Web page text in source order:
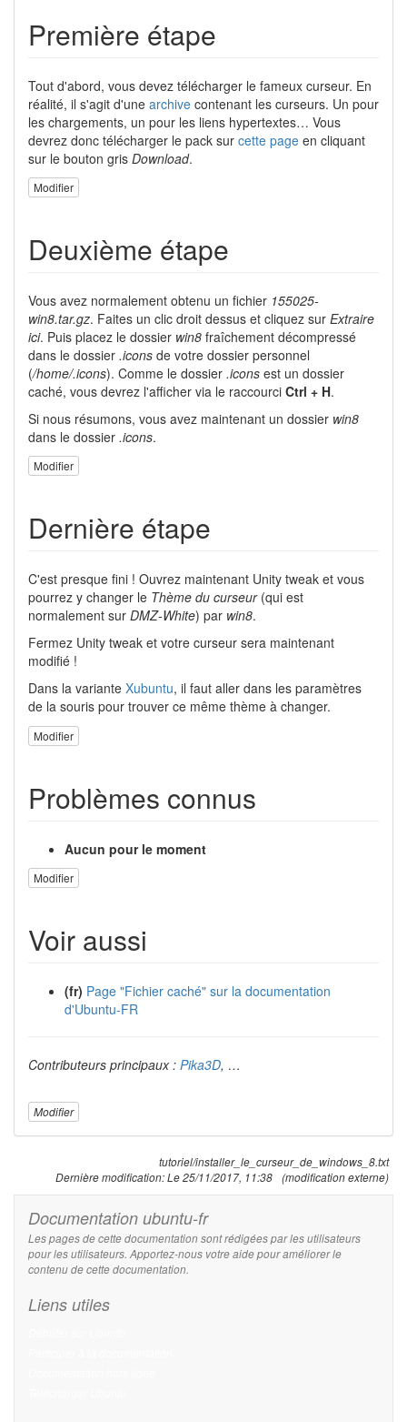
Première étape
Tout d'abord, vous devez télécharger le fameux curseur. En
réalité, il s'agit d'une archive contenant les curseurs. Un pour
les chargements, un pour les liens hypertextes… Vous
devrez donc télécharger le pack sur cette page en cliquant
sur le bouton gris Download.
Modifier
Deuxième étape
Vous avez normalement obtenu un fichier 155025-
win8.tar.gz. Faites un clic droit dessus et cliquez sur Extraire
ici. Puis placez le dossier win8 fraîchement décompressé
dans le dossier .icons de votre dossier personnel
(/home/.icons). Comme le dossier .icons est un dossier
caché, vous devrez l'afficher via le raccourci Ctrl + H.
Si nous résumons, vous avez maintenant un dossier win8
dans le dossier .icons.
Modifier
Dernière étape
C'est presque fini ! Ouvrez maintenant Unity tweak et vous
pourrez y changer le Thème du curseur(qui est
normalement sur DMZ-White) par win8.
Fermez Unity tweak et votre curseur sera maintenant
modifié !
Dans la variante Xubuntu, il faut aller dans les paramètres
de la souris pour trouver ce même thème à changer.
Modifier
Problèmes connus
Aucun pour le moment
Modifier
Voir aussi
(fr) Page "Fichier caché" sur la documentation
d'Ubuntu-FR
Contributeurs principaux : Pika3D, …
Modifier
tutoriel/installer_le_curseur_de_windows_8.txt
Dernière modification:Le 25/11/2017, 11:38 (modification externe)
Documentation ubuntu-fr
Les pages de cette documentation sont rédigées par les utilisateurs
pour les utilisateurs. Apportez-nous votre aide pour améliorer le
contenu de cette documentation.
Liens utiles